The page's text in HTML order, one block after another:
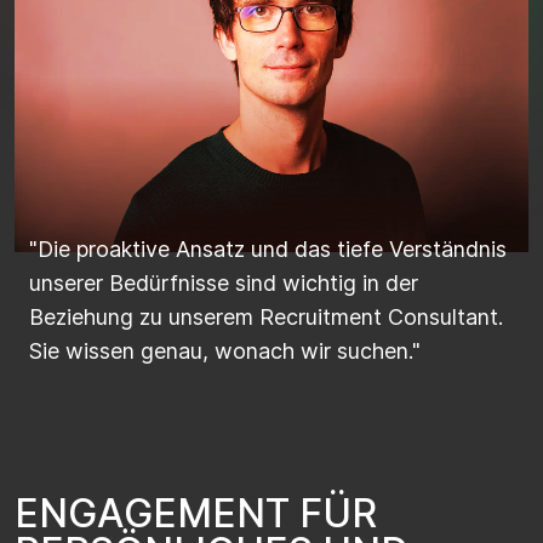
"Die proaktive Ansatz und das tiefe Verständnis
unserer Bedürfnisse sind wichtig in der
Beziehung zu unserem Recruitment Consultant.
Sie wissen genau, wonach wir suchen."
ENGAGEMENT FÜR